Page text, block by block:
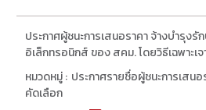
ประกาศผู้ชนะการเสนอราคา จ้างบำรุงรั
อิเล็กทรอนิกส์ ของ สคม. โดยวิธีเฉพาะเจ
หมวดหมู่ : ประกาศรายชื่อผู้ชนะการเสน
คัดเลือก